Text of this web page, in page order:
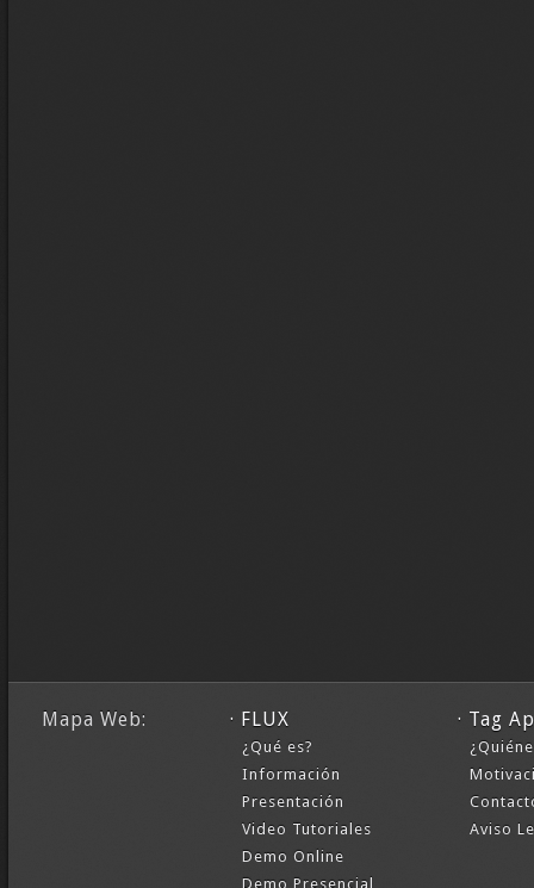
Mapa Web: · FLUX
¿Qué es?
Información
Presentación
Video Tutoriales
Demo Online
Demo Presencial
· Tag
Aviso